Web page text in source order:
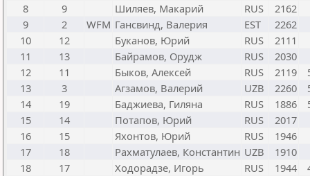
8
9 Шиляев, Макарий RUS
2162
9
2 WFM Гансвинд, Валерия EST
2262
10
12 Буканов, Юрий RUS
2111
11
13 Байрамов, Орудж RUS
2030
12
11 Быков, Алексей RUS 2119
13
3 Агзамов, Валерий UZB 2260
14
19 Баджиева, Гиляна RUS 1886
15
14 Потапов, Юрий RUS
2017
16
15 Яхонтов, Юрий RUS
1946
17
18 Рахматулаев, Константин UZB
1910
18
17 Ходорадзе, Игорь RUS 1944